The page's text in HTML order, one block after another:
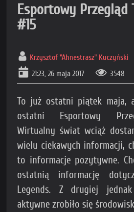
Esportowy Przegląd
#15
Krzysztof "Ahnestrasz" Kuczyński
21:23, 26 maja 2017
3548
To już ostatni piątek maja,
ostatni Esportowy
Wirtualny świat wciąż
wielu ciekawych informacji,
to informacje pozytywne.
ostatnią informację
Legends. Z drugiej
aktywne zrobiło się